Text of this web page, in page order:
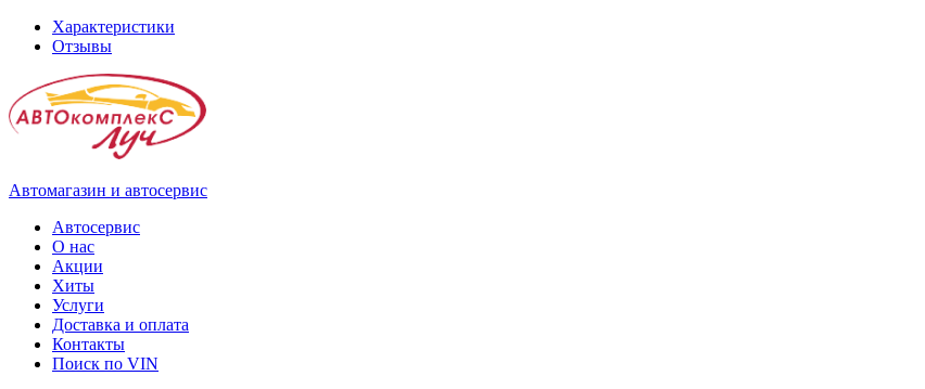
Характеристики
Отзывы
Автомагазин и автосервис
Автосервис
О нас
Акции
Хиты
Услуги
Доставка и оплата
Контакты
Поиск по VIN